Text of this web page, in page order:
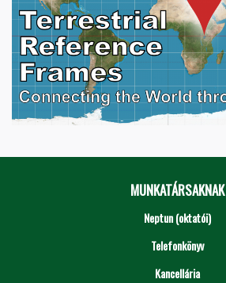
MUNKATÁRSAKNAK
Neptun (oktatói)
Telefonkönyv
Kancellária